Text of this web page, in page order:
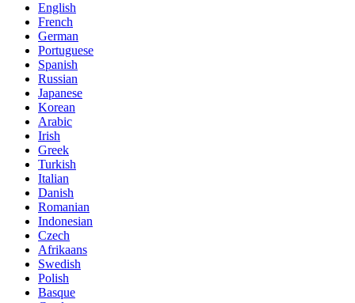
English
French
German
Portuguese
Spanish
Russian
Japanese
Korean
Arabic
Irish
Greek
Turkish
Italian
Danish
Romanian
Indonesian
Czech
Afrikaans
Swedish
Polish
Basque